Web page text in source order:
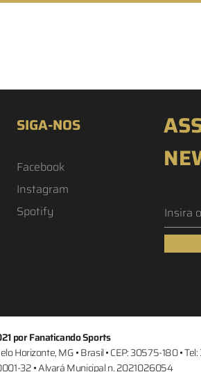
SIGA-NOS
Facebook
Instagram
Spotify
por Fanaticando Sports
Horizonte, MG • Brasil • CEP: 30575-180 •
32 • Alvará Municipal n. 2021026054